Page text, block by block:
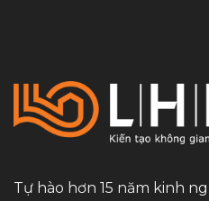
Tự hào hơn 15 năm kinh